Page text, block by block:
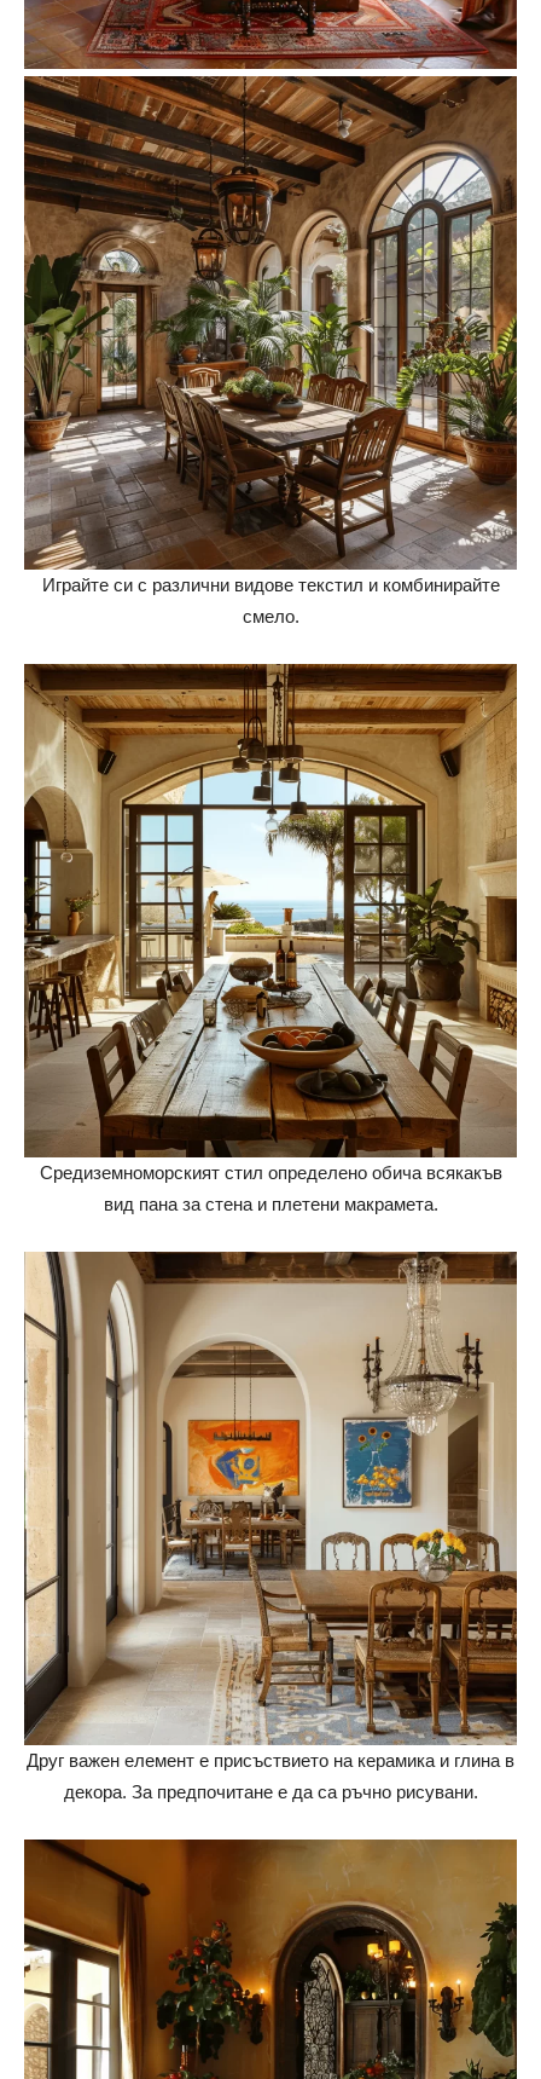
Играйте си с различни видове текстил и комбинирайте
смело.
Средиземноморският стил определено обича всякакъв
вид пана за стена и плетени макрамета.
Друг важен елемент е присъствието на керамика и глина в
декора. За предпочитане е да са ръчно рисувани.